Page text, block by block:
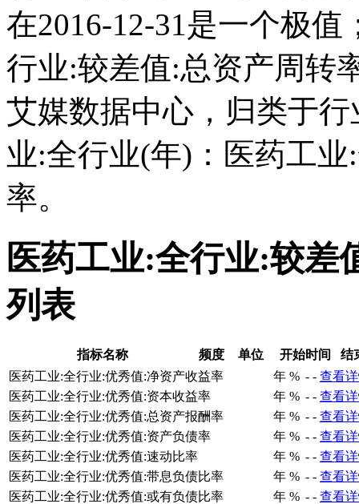
在2016-12-31是一个极
行业:较差值:总资产周转
艾媒数据中心，归类于
业:全行业(年)：医药工
率。
医药工业:全行业:较差
列表
指标名称 频度 单位 开始时间
结
医药工业:全行业:优秀值:净资产收益率
年 % - - 查看
医药工业:全行业:优秀值:资本收益率
年 % - - 查看
医药工业:全行业:优秀值:总资产报酬率
年 % - - 查看
医药工业:全行业:优秀值:资产负债率
年 % - - 查看
医药工业:全行业:优秀值:速动比率
年 % - - 查看
医药工业:全行业:优秀值:带息负债比率
年 % - - 查看
医药工业:全行业:优秀值:或有负债比率
年 % - - 查看